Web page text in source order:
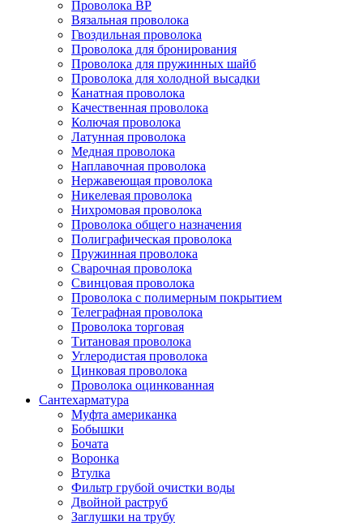
Проволока ВР
Вязальная проволока
Гвоздильная проволока
Проволока для бронирования
Проволока для пружинных шайб
Проволока для холодной высадки
Канатная проволока
Качественная проволока
Колючая проволока
Латунная проволока
Медная проволока
Наплавочная проволока
Нержавеющая проволока
Никелевая проволока
Нихромовая проволока
Проволока общего назначения
Полиграфическая проволока
Пружинная проволока
Сварочная проволока
Свинцовая проволока
Проволока с полимерным покрытием
Телеграфная проволока
Проволока торговая
Титановая проволока
Углеродистая проволока
Цинковая проволока
Проволока оцинкованная
Сантехарматура
Муфта американка
Бобышки
Бочата
Воронка
Втулка
Фильтр грубой очистки воды
Двойной раструб
Заглушки на трубу